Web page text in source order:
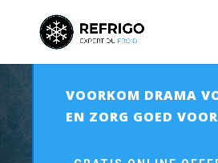
VOORKOM DRAMA
EN ZORG GOED